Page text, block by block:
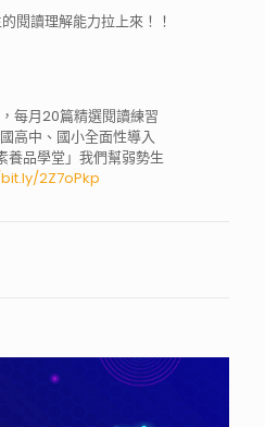
閱讀理解能力拉上來！！
每月20篇精選閱讀練習
高中、國小全面性導入
品學堂」我們幫弱勢生
2Z7oPkp